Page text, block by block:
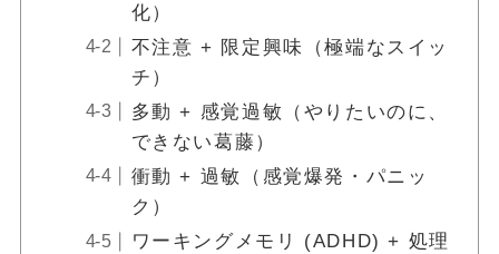
化）
不注意 + 限定興味（極端なスイッ
チ）
多動 + 感覚過敏（やりたいのに、
できない葛藤）
衝動 + 過敏（感覚爆発・パニッ
ク）
ワーキングメモリ (ADHD) + 処理